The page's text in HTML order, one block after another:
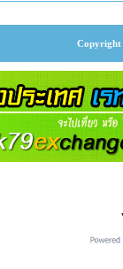
Copyright